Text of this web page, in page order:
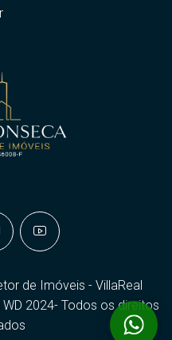
de Imóveis - VillaReal
2024- Todos os direitos